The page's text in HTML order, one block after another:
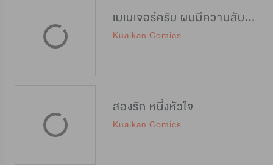
เมเนเจอร์ครับ ผมมีความลับจะบอก
Kuaikan Comics
สองรัก หนึ่งหัวใจ
Kuaikan Comics